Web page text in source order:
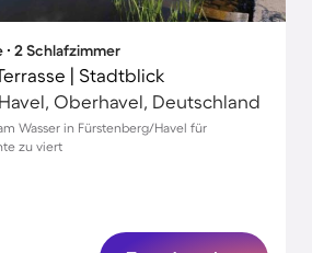
∙ 2 Schlafzimmer
| Stadtblick
Oberhavel, Deutschland
Wasser in Fürstenberg/Havel für
zu viert